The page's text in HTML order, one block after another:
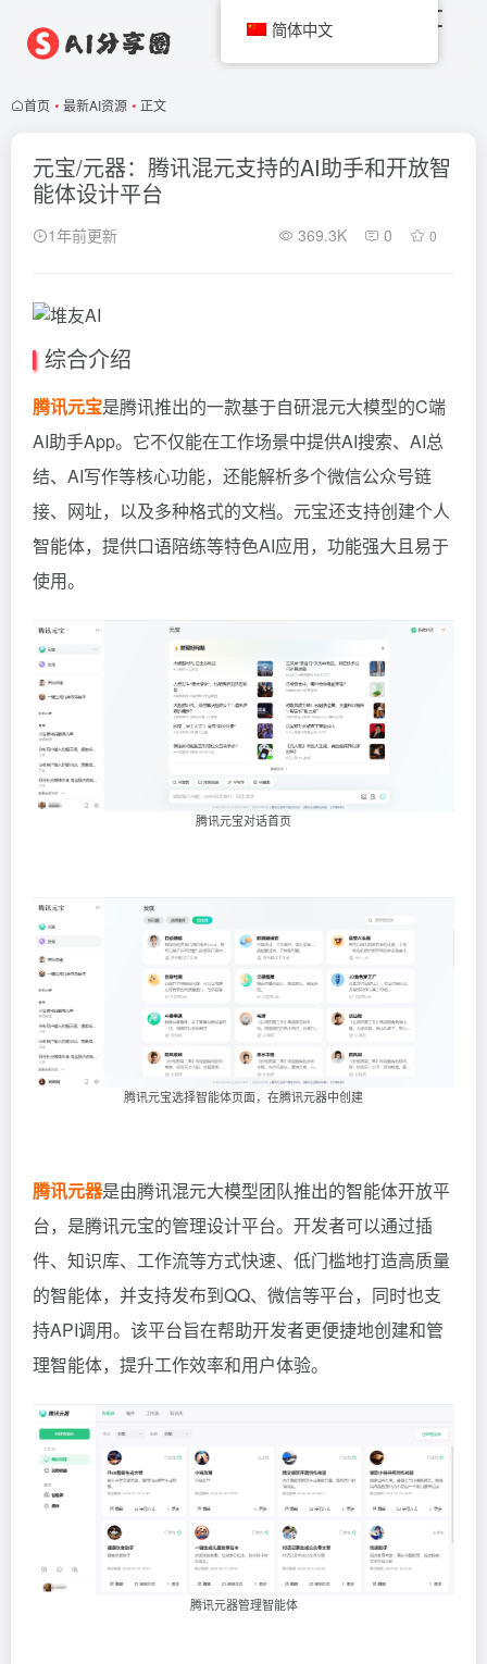
首页 • 最新AI资源 • 正文
元宝/元器：腾讯混元支持的AI助手和开放智
能体设计平台
1年前更新 369.3K 0 0
综合介绍
腾讯元宝是腾讯推出的一款基于自研混元大模型的C端
AI助手App。它不仅能在工作场景中提供AI搜索、AI总
结、AI写作等核心功能，还能解析多个微信公众号链
接、网址，以及多种格式的文档。元宝还支持创建个人
智能体，提供口语陪练等特色AI应用，功能强大且易于
使用。
腾讯元宝对话首页
腾讯元宝选择智能体页面，在腾讯元器中创建
腾讯元器是由腾讯混元大模型团队推出的智能体开放平
台，是腾讯元宝的管理设计平台。开发者可以通过插
件、知识库、工作流等方式快速、低门槛地打造高质量
的智能体，并支持发布到QQ、微信等平台，同时也支
持API调用。该平台旨在帮助开发者更便捷地创建和管
理智能体，提升工作效率和用户体验。
腾讯元器管理智能体
简体中文